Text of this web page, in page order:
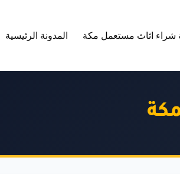
شراء اثاث مستعمل مكة المدونة الرئيسية